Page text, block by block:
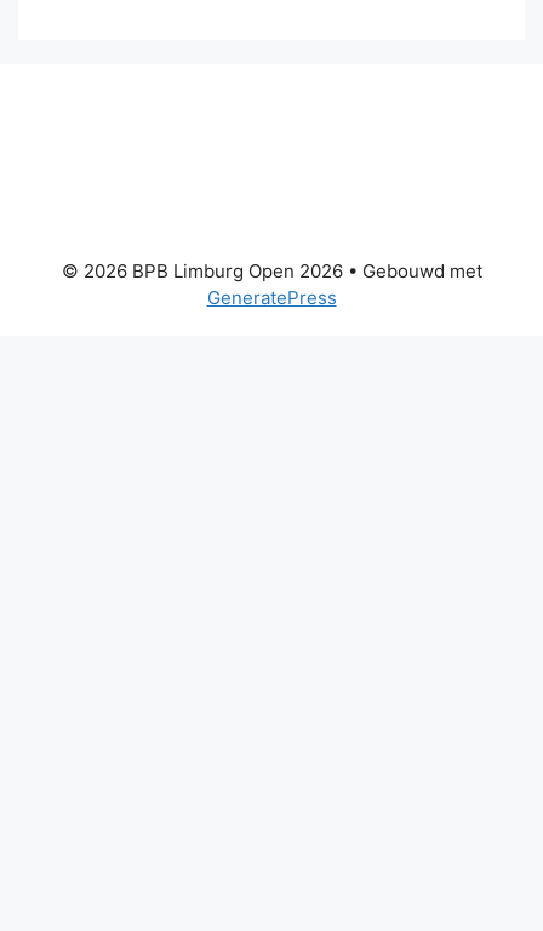
© 2026 BPB Limburg Open 2026• Gebouwd met
GeneratePress